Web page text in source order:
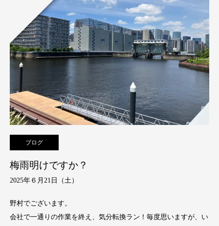
ブログ
梅雨明けですか？
2025年６月21日（土）
野村でございます。
会社で一通りの作業を終え、気分転換ラン！毎度思いますが、い